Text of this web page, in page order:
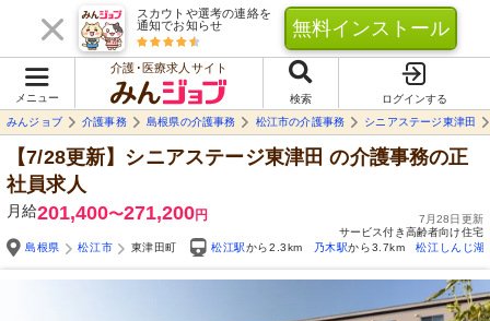
スカウトや選考の連絡を
通知でお知らせ
無料インストール
メニュー
介護･医療求人サイト
検索
ログインする
みんジョブ
介護事務 島根県の介護事務 松江市の介護事務 シニアステージ東津田
【7/28更新】シニアステージ東津田 の介護事務の正
社員求人
月給201,400〜271,200円
7月28日更新
サービス付き高齢者向け住宅
島根県
松江市 東津田町 松江駅から2.3km 乃木駅から3.7km 松江しんじ湖
自